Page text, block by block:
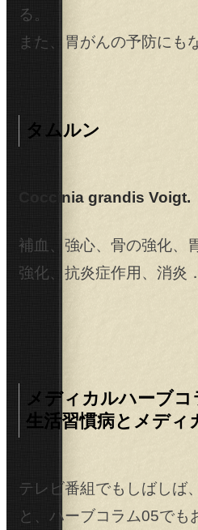
る。
また、胃がんの予防にも
タムルン
Coccinia grandis Voigt.
補血、強心、骨の強化、
強化、抗炎症作用、消炎
メディカルハーブコ
生活習慣病とメディ
テレビ番組でもしばしば
と、ハーブコラム05でも